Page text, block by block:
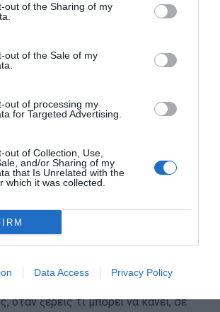
out of the Sharing of my
out of the Sale of my
out of processing my
for Targeted Advertising.
out of Collection, Use,
and/or Sharing of my
that Is Unrelated with the
which it was collected.
Data Access Privacy Policy
ποτέ να δώσει δημιουργική πνοή
Ακόμα και ο προπονητής τουέπαψε
τον στηρίζει.
/ Κροατία
να δείξει πόσο κακό κάνει σε έναν
σε καλή ηλικία (31 ετών ειναι μόλις
όπως η Σαουδική Αραβία,
αγνώριστοςστα γήπεδα της
να ακολουθήσει το ρυθμό, πόσο
όταν ξέρεις τι μπορεί να κάνει, σε